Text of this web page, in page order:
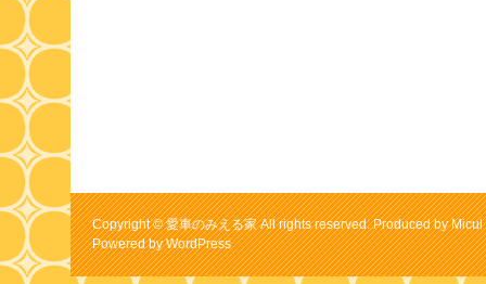
Copyright © 愛車のみえる家 All rights reserved. Produced by Micul
Powered byWordPress